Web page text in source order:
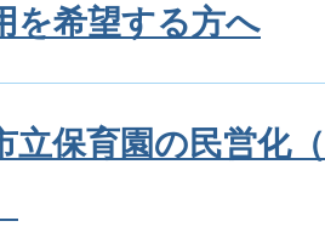
を希望する方へ
立保育園の民営化